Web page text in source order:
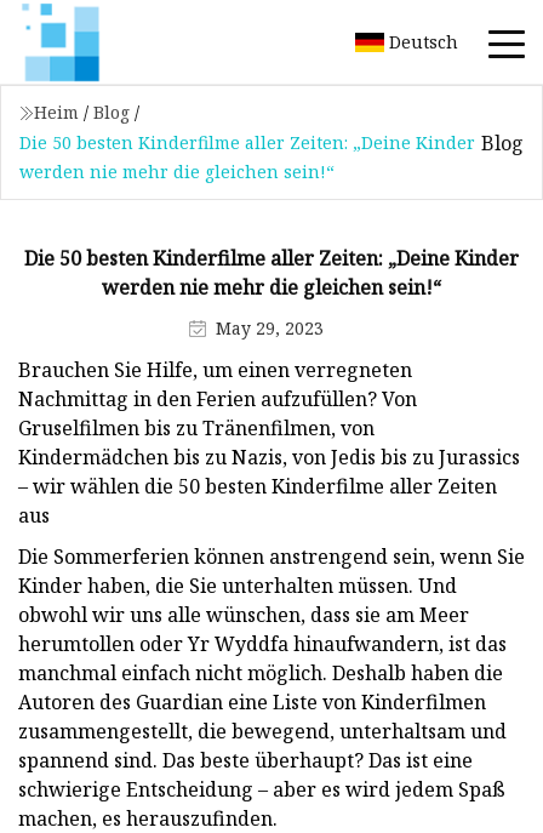
Deutsch
Heim / Blog /
Die 50 besten Kinderfilme aller Zeiten: „Deine Kinder
werden nie mehr die gleichen sein!“
Blog
Die 50 besten Kinderfilme aller Zeiten: „Deine Kinder
werden nie mehr die gleichen sein!“
May 29, 2023
Brauchen Sie Hilfe, um einen verregneten
Nachmittag in den Ferien aufzufüllen? Von
Gruselfilmen bis zu Tränenfilmen, von
Kindermädchen bis zu Nazis, von Jedis bis zu Jurassics
– wir wählen die 50 besten Kinderfilme aller Zeiten
aus
Die Sommerferien können anstrengend sein, wenn Sie
Kinder haben, die Sie unterhalten müssen. Und
obwohl wir uns alle wünschen, dass sie am Meer
herumtollen oder Yr Wyddfa hinaufwandern, ist das
manchmal einfach nicht möglich. Deshalb haben die
Autoren des Guardian eine Liste von Kinderfilmen
zusammengestellt, die bewegend, unterhaltsam und
spannend sind. Das beste überhaupt? Das ist eine
schwierige Entscheidung – aber es wird jedem Spaß
machen, es herauszufinden.